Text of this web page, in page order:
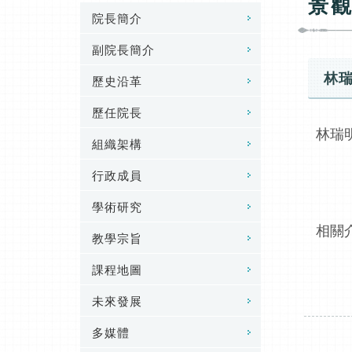
院長簡介
副院長簡介
歷史沿革
歷任院長
組織架構
行政成員
學術研究
教學宗旨
課程地圖
未來發展
多媒體
林
林瑞
相關